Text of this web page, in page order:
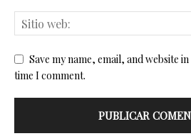
Save my name, email, and website
time I comment.